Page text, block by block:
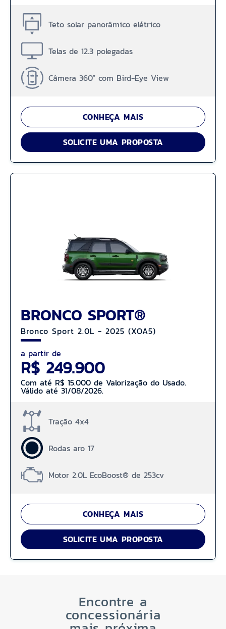
Teto solar panorâmico elétrico
Telas de 12.3 polegadas
Câmera 360° com Bird-Eye View
CONHEÇA MAIS
SOLICITE UMA PROPOSTA
BRONCO SPORT®
Bronco Sport 2.0L - 2025 (XOA5)
a partir de
R$ 249.900
Com até R$ 15.000 de Valorização do Usado.
Válido até 31/08/2026.
Tração 4x4
Rodas aro 17
Motor 2.0L EcoBoost® de 253cv
CONHEÇA MAIS
SOLICITE UMA PROPOSTA
Encontre a
concessionária